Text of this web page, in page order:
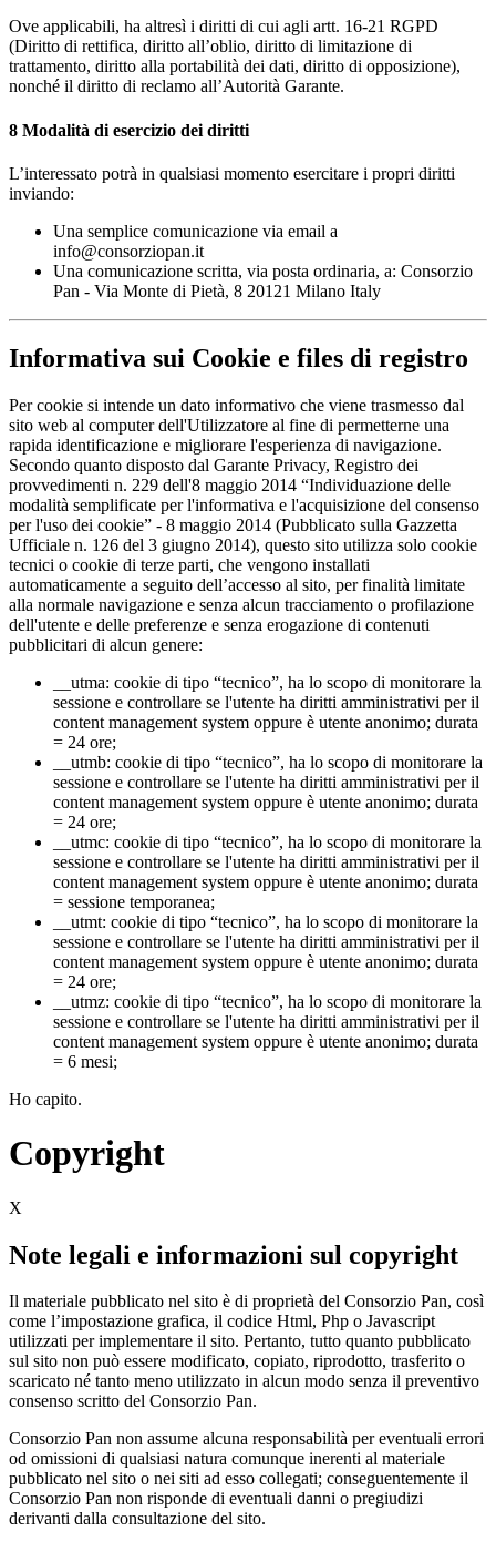
Ove applicabili, ha altresì i diritti di cui agli artt. 16-21 RGPD
(Diritto di rettifica, diritto all’oblio, diritto di limitazione di
trattamento, diritto alla portabilità dei dati, diritto di opposizione),
nonché il diritto di reclamo all’Autorità Garante.
8 Modalità di esercizio dei diritti
L’interessato potrà in qualsiasi momento esercitare i propri diritti
inviando:
Una semplice comunicazione via email a
info@consorziopan.it
Una comunicazione scritta, via posta ordinaria, a: Consorzio
Pan - Via Monte di Pietà, 8 20121 Milano Italy
Informativa sui Cookie e files di registro
Per cookie si intende un dato informativo che viene trasmesso dal
sito web al computer dell'Utilizzatore al fine di permetterne una
rapida identificazione e migliorare l'esperienza di navigazione.
Secondo quanto disposto dal Garante Privacy, Registro dei
provvedimenti n. 229 dell'8 maggio 2014 “Individuazione delle
modalità semplificate per l'informativa e l'acquisizione del consenso
per l'uso dei cookie” - 8 maggio 2014 (Pubblicato sulla Gazzetta
Ufficiale n. 126 del 3 giugno 2014), questo sito utilizza solo cookie
tecnici o cookie di terze parti, che vengono installati
automaticamente a seguito dell’accesso al sito, per finalità limitate
alla normale navigazione e senza alcun tracciamento o profilazione
dell'utente e delle preferenze e senza erogazione di contenuti
pubblicitari di alcun genere:
__utma: cookie di tipo “tecnico”, ha lo scopo di monitorare la
sessione e controllare se l'utente ha diritti amministrativi per il
content management system oppure è utente anonimo; durata
= 24 ore;
__utmb: cookie di tipo “tecnico”, ha lo scopo di monitorare la
sessione e controllare se l'utente ha diritti amministrativi per il
content management system oppure è utente anonimo; durata
= 24 ore;
__utmc: cookie di tipo “tecnico”, ha lo scopo di monitorare la
sessione e controllare se l'utente ha diritti amministrativi per il
content management system oppure è utente anonimo; durata
= sessione temporanea;
__utmt: cookie di tipo “tecnico”, ha lo scopo di monitorare la
sessione e controllare se l'utente ha diritti amministrativi per il
content management system oppure è utente anonimo; durata
= 24 ore;
__utmz: cookie di tipo “tecnico”, ha lo scopo di monitorare la
sessione e controllare se l'utente ha diritti amministrativi per il
content management system oppure è utente anonimo; durata
= 6 mesi;
Ho capito.
Copyright
X
Note legali e informazioni sul copyright
Il materiale pubblicato nel sito è di proprietà del Consorzio Pan, così
come l’impostazione grafica, il codice Html, Php o Javascript
utilizzati per implementare il sito. Pertanto, tutto quanto pubblicato
sul sito non può essere modificato, copiato, riprodotto, trasferito o
scaricato né tanto meno utilizzato in alcun modo senza il preventivo
consenso scritto del Consorzio Pan.
Consorzio Pan non assume alcuna responsabilità per eventuali errori
od omissioni di qualsiasi natura comunque inerenti al materiale
pubblicato nel sito o nei siti ad esso collegati; conseguentemente il
Consorzio Pan non risponde di eventuali danni o pregiudizi
derivanti dalla consultazione del sito.